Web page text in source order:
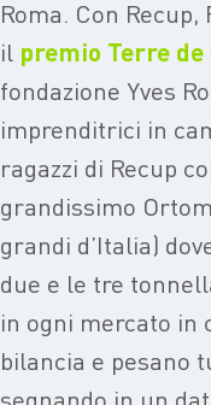
Roma. Con
il premio Terre
fondazione Yves
imprenditrici in
ragazzi di Recup
grandissimo
grandi d’Italia)
due e le tre
in ogni mercato in
bilancia e pesano
segnando in un